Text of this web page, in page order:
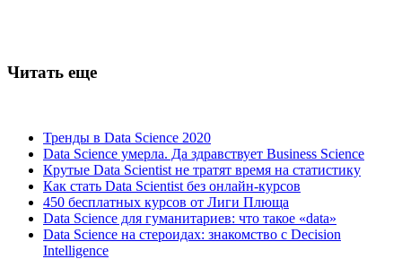
Читать еще
Тренды в Data Scienсe 2020
Data Science умерла. Да здравствует Business Science
Крутые Data Scientist не тратят время на статистику
Как стать Data Scientist без онлайн-курсов
450 бесплатных курсов от Лиги Плюща
Data Science для гуманитариев: что такое «data»
Data Scienсe на стероидах: знакомство с Decision
Intelligence